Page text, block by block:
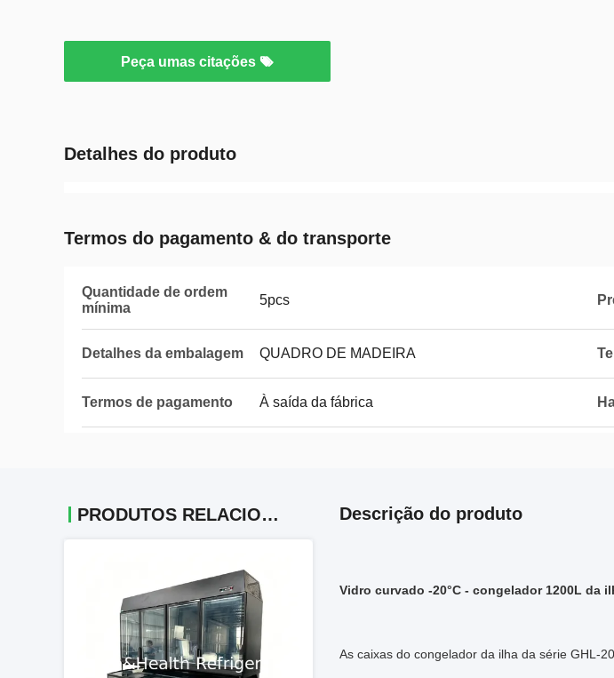
Peça umas citações
Detalhes do produto
Termos do pagamento & do transporte
Quantidade de ordem
mínima
5pcs
Detalhes da embalagem QUADRO DE MADEIRA
Termos de pagamento À saída da fábrica
PRODUTOS RELACIONADOS Descrição do produto
Vidro curvado -20°C - congelador 1200L da
As caixas do congelador da ilha da série GHL-